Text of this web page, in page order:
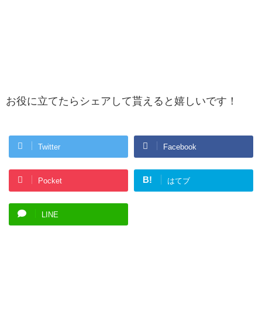
お役に立てたらシェアして貰えると嬉しいです！
Twitter Facebook
Pocket B! はてブ
LINE